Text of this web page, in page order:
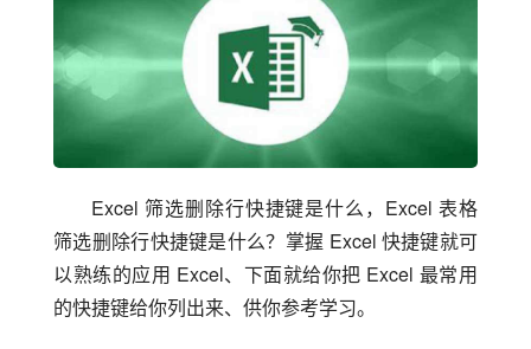
Excel 筛选删除行快捷键是什么，Excel 表格
筛选删除行快捷键是什么？掌握 Excel 快捷键就可
以熟练的应用 Excel、下面就给你把 Excel 最常用
的快捷键给你列出来、供你参考学习。